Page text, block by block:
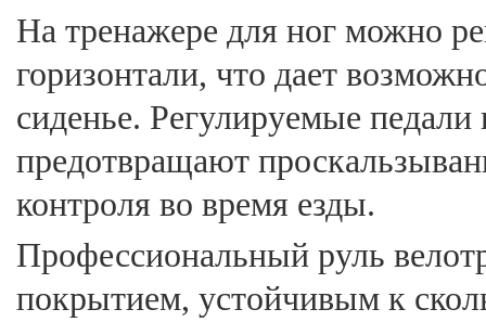
На тренажере для ног можно
горизонтали, что дает
сиденье. Регулируемые педали
предотвращают
контроля во время езды.
Профессиональный руль
покрытием, устойчивым к